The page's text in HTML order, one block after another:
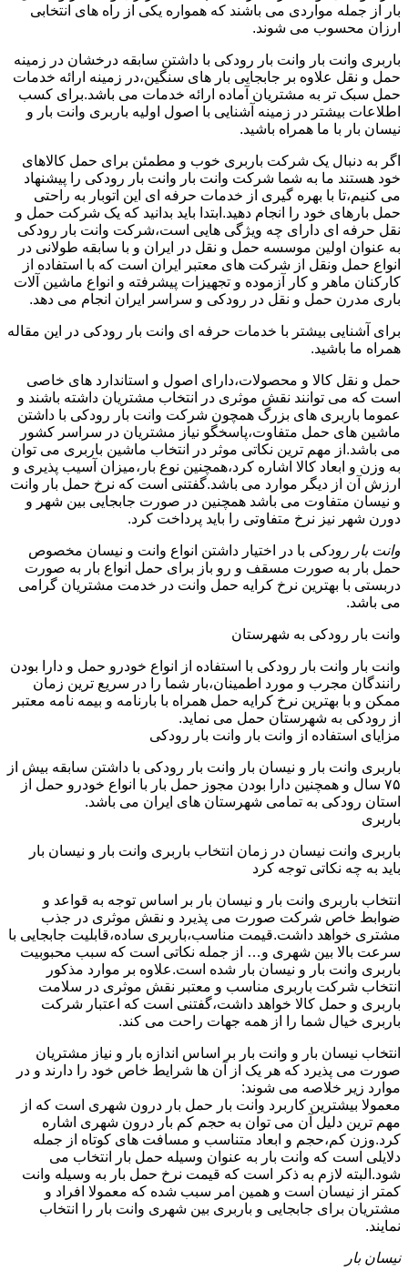
بار از جمله مواردی می باشند که همواره یکی از راه های انتخابی
ارزان محسوب می شوند.
باربری وانت بار وانت بار رودکی با داشتن سابقه درخشان در زمینه
حمل و نقل علاوه بر جابجایی بار های سنگین،در زمینه ارائه خدمات
حمل سبک تر به مشتریان آماده ارائه خدمات می باشد.برای کسب
اطلاعات بیشتر در زمینه آشنایی با اصول اولیه باربری وانت بار و
نیسان بار با ما همراه باشید.
اگر به دنبال یک شرکت باربری خوب و مطمئن برای حمل کالاهای
خود هستند ما به شما شرکت وانت بار وانت بار رودکی را پیشنهاد
می کنیم،تا با بهره گیری از خدمات حرفه ای این اتوبار به راحتی
حمل بارهای خود را انجام دهید.ابتدا باید بدانید که یک شرکت حمل و
نقل حرفه ای دارای چه ویژگی هایی است،شرکت وانت بار رودکی
به عنوان اولین موسسه حمل و نقل در ایران و با سابقه طولانی در
انواع حمل ونقل از شرکت های معتبر ایران است که با استفاده از
کارکنان ماهر و کار آزموده و تجهیزات پیشرفته و انواع ماشین آلات
باری مدرن حمل و نقل در رودکی و سراسر ایران انجام می دهد.
برای آشنایی بیشتر با خدمات حرفه ای وانت بار رودکی در این مقاله
همراه ما باشید.
حمل و نقل کالا و محصولات،دارای اصول و استاندارد های خاصی
است که می توانند نقش موثری در انتخاب مشتریان داشته باشند و
عموما باربری های بزرگ همچون شرکت وانت بار رودکی با داشتن
ماشین های حمل متفاوت،پاسخگو نیاز مشتریان در سراسر کشور
می باشد.از مهم ترین نکاتی موثر در انتخاب ماشین باربری می توان
به وزن و ابعاد کالا اشاره کرد،همچنین نوع بار،میزان آسیب پذیری و
ارزش آن از دیگر موارد می باشد.گفتنی است که نرخ حمل بار وانت
و نیسان متفاوت می باشد همچنین در صورت جابجایی بین شهر و
دورن شهر نیز نرخ متفاوتی را باید پرداخت کرد.
وانت بار رودکی با در اختیار داشتن انواع وانت و نیسان مخصوص
حمل بار به صورت مسقف و رو باز برای حمل انواع بار به صورت
دربستی با بهترین نرخ کرایه حمل وانت در خدمت مشتریان گرامی
می باشد.
وانت بار رودکی به شهرستان
وانت بار وانت بار رودکی با استفاده از انواع خودرو حمل و دارا بودن
رانندگان مجرب و مورد اطمینان،بار شما را در سریع ترین زمان
ممکن و با بهترین نرخ کرایه حمل همراه با بارنامه و بیمه نامه معتبر
از رودکی به شهرستان حمل می نماید.
مزایای استفاده از وانت بار وانت بار رودکی
باربری وانت بار و نیسان بار وانت بار رودکی با داشتن سابقه بیش از
۷۵ سال و همچنین دارا بودن مجوز حمل بار با انواع خودرو حمل از
استان رودکی به تمامی شهرستان های ایران می باشد.
باربری
باربری وانت نیسان در زمان انتخاب باربری وانت بار و نیسان بار
باید به چه نکاتی توجه کرد
انتخاب باربری وانت بار و نیسان بار بر اساس توجه به قواعد و
ضوابط خاص شرکت صورت می پذیرد و نقش موثری در جذب
مشتری خواهد داشت.قیمت مناسب،باربری ساده،قابلیت جابجایی با
سرعت بالا بین شهری و… از جمله نکاتی است که سبب محبوبیت
باربری وانت بار و نیسان بار شده است.علاوه بر موارد مذکور
انتخاب شرکت باربری مناسب و معتبر نقش موثری در سلامت
باربری و حمل کالا خواهد داشت،گفتنی است که اعتبار شرکت
باربری خیال شما را از همه جهات راحت می کند.
انتخاب نیسان بار و وانت بار بر اساس اندازه بار و نیاز مشتریان
صورت می پذیرد که هر یک از آن ها شرایط خاص خود را دارند و در
موارد زیر خلاصه می شوند:
معمولا بیشترین کاربرد وانت بار حمل بار درون شهری است که از
مهم ترین دلیل آن می توان به حجم کم بار درون شهری اشاره
کرد.وزن کم،حجم و ابعاد متناسب و مسافت های کوتاه از جمله
دلایلی است که وانت بار به عنوان وسیله حمل بار انتخاب می
شود.البته لازم به ذکر است که قیمت نرخ حمل بار به وسیله وانت
کمتر از نیسان است و همین امر سبب شده که معمولا افراد و
مشتریان برای جابجایی و باربری بین شهری وانت بار را انتخاب
نمایند.
نیسان بار